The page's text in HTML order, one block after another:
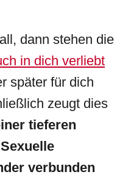
dann stehen die
in dich verliebt
später für dich
zeugt dies
tieferen
verbunden